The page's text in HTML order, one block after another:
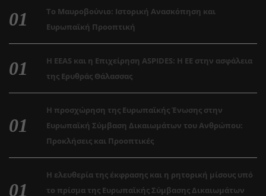
Το Μαυροβούνιο: Ιστορική Ανασκόπηση και
Ευρωπαϊκή Προοπτική
Η EEAS και η Επιχείρηση ASPIDES: Η ΕΕ στην ασφάλεια
της Ερυθράς Θάλασσας
Η προσχώρηση της Ευρωπαϊκής Ένωσης στην
Ευρωπαϊκή Σύμβαση Δικαιωμάτων του Ανθρώπου:
Προκλήσεις και Προοπτικές
Η ελευθερία της έκφρασης και η ρητορική μίσους υπό
το πρίσμα της Ευρωπαϊκής Σύμβασης Δικαιωμάτων